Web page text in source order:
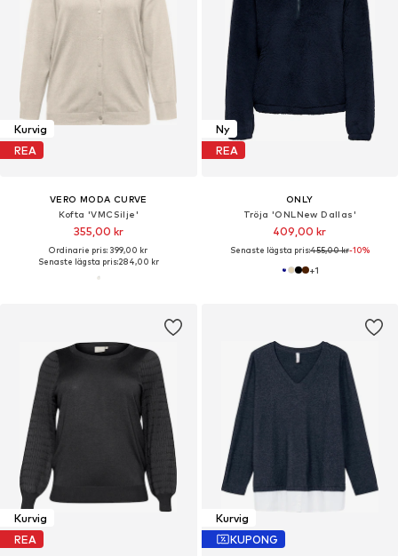
Kurvig
REA
VERO MODA CURVE
Kofta 'VMCSilje'
355,00 kr
Ordinarie pris: 399,00 kr
Senaste lägsta pris:284,00 kr
Ny
REA
ONLY
Tröja 'ONLNew Dallas'
409,00 kr
Senaste lägsta pris:455,00 kr-10%
+1
Kurvig
REA
Kurvig
KUPONG